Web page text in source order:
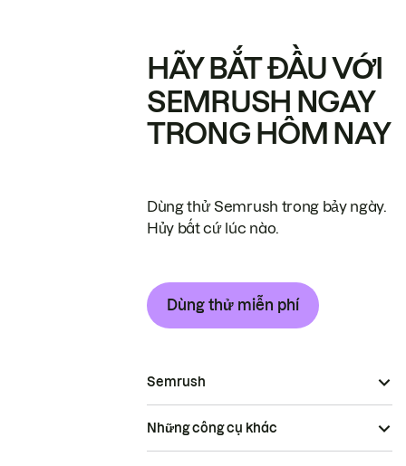
HÃY BẮT ĐẦU VỚI
SEMRUSH NGAY
TRONG HÔM NAY
Dùng thử Semrush trong bảy ngày.
Hủy bất cứ lúc nào.
Dùng thử miễn phí
Semrush
Những công cụ khác